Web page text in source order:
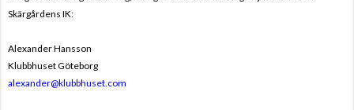
Skärgårdens IK:
Alexander Hansson
Klubbhuset Göteborg
alexander@klubbhuset.com